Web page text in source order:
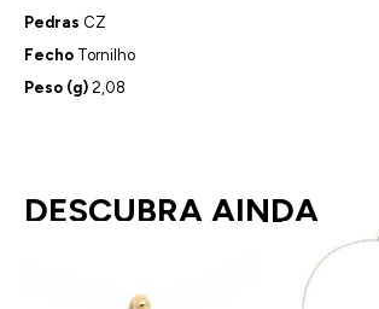
Pedras CZ
Fecho Tornilho
Peso (g) 2,08
DESCUBRA AINDA